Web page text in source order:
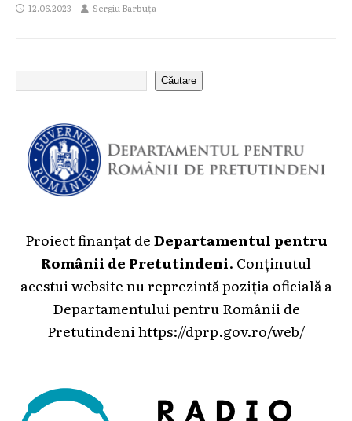
12.06.2023 Sergiu Barbuța
Căutare
Proiect finanțat deDepartamentul pentru
Românii de Pretutindeni. Conținutul
acestui website nu reprezintă poziția oficială a
Departamentului pentru Românii de
Pretutindeni https://dprp.gov.ro/web/